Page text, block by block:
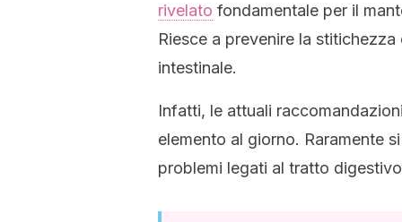
rivelato fondamentale per il
Riesce a prevenire la
intestinale.
Infatti, le attuali
elemento al giorno. Raramente
problemi legati al tratto